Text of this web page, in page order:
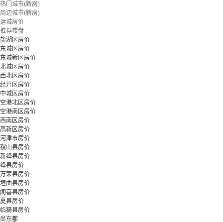
热门城市(新房)
周边城市(新房)
运城房价
推荐楼盘
盐湖区房价
东城区房价
东城新区房价
北城区房价
西北区房价
经开区房价
中城区房价
空港北区房价
空港南区房价
西南区房价
高新区房价
河津市房价
稷山县房价
新绛县房价
绛县房价
万荣县房价
垣曲县房价
闻喜县房价
夏县房价
临猗县房价
尚东郡